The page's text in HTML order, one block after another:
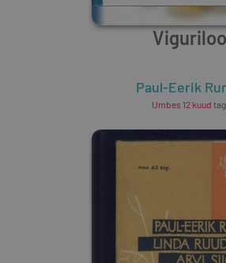
Paul-Eerik
Umbes 12 kuud